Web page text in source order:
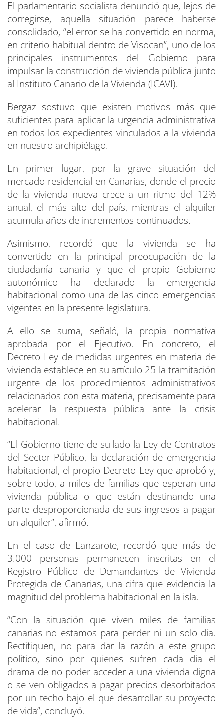
El parlamentario socialista denunció que, lejos de
corregirse, aquella situación parece haberse
consolidado, “el error se ha convertido en norma,
en criterio habitual dentro de Visocan”, uno de los
principales instrumentos del Gobierno para
impulsar la construcción de vivienda pública junto
al Instituto Canario de la Vivienda (ICAVI).
Bergaz sostuvo que existen motivos más que
suficientes para aplicar la urgencia administrativa
en todos los expedientes vinculados a la vivienda
en nuestro archipiélago.
En primer lugar, por la grave situación del
mercado residencial en Canarias, donde el precio
de la vivienda nueva crece a un ritmo del 12%
anual, el más alto del país, mientras el alquiler
acumula años de incrementos continuados.
Asimismo, recordó que la vivienda se ha
convertido en la principal preocupación de la
ciudadanía canaria y que el propio Gobierno
autonómico ha declarado la emergencia
habitacional como una de las cinco emergencias
vigentes en la presente legislatura.
A ello se suma, señaló, la propia normativa
aprobada por el Ejecutivo. En concreto, el
Decreto Ley de medidas urgentes en materia de
vivienda establece en su artículo 25 la tramitación
urgente de los procedimientos administrativos
relacionados con esta materia, precisamente para
acelerar la respuesta pública ante la crisis
habitacional.
“El Gobierno tiene de su lado la Ley de Contratos
del Sector Público, la declaración de emergencia
habitacional, el propio Decreto Ley que aprobó y,
sobre todo, a miles de familias que esperan una
vivienda pública o que están destinando una
parte desproporcionada de sus ingresos a pagar
un alquiler”, afirmó.
En el caso de Lanzarote, recordó que más de
3.000 personas permanecen inscritas en el
Registro Público de Demandantes de Vivienda
Protegida de Canarias, una cifra que evidencia la
magnitud del problema habitacional en la isla.
“Con la situación que viven miles de familias
canarias no estamos para perder ni un solo día.
Rectifiquen, no para dar la razón a este grupo
político, sino por quienes sufren cada día el
drama de no poder acceder a una vivienda digna
o se ven obligados a pagar precios desorbitados
por un techo bajo el que desarrollar su proyecto
de vida”, concluyó.